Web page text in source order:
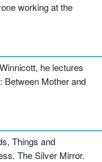
working at the
he lectures
Between Mother and
Things and
The Silver Mirror.